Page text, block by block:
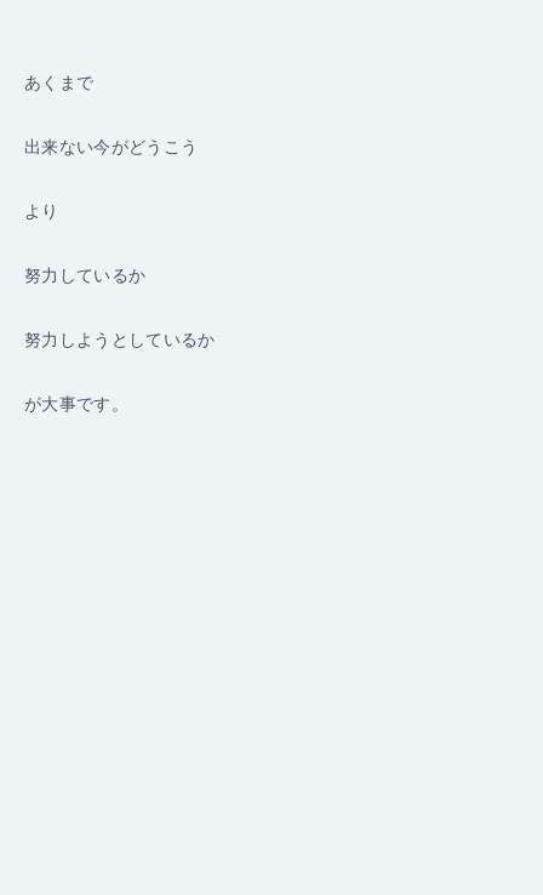
あくまで
出来ない今がどうこう
より
努力しているか
努力しようとしているか
が大事です。